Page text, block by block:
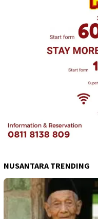
NUSANTARA TRENDING